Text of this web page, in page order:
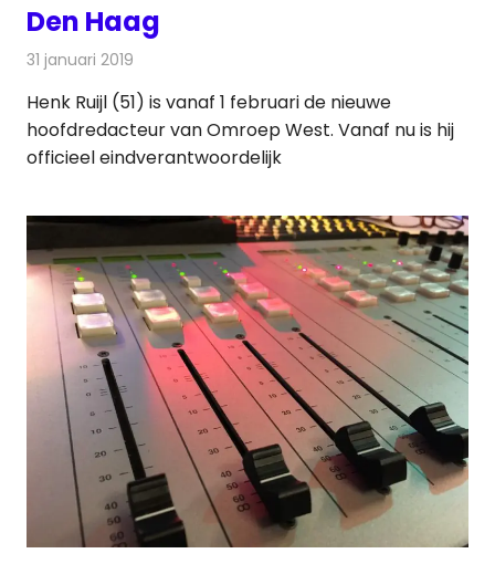
Den Haag
31 januari 2019
Henk Ruijl (51) is vanaf 1 februari de nieuwe
hoofdredacteur van Omroep West. Vanaf nu is hij
officieel eindverantwoordelijk